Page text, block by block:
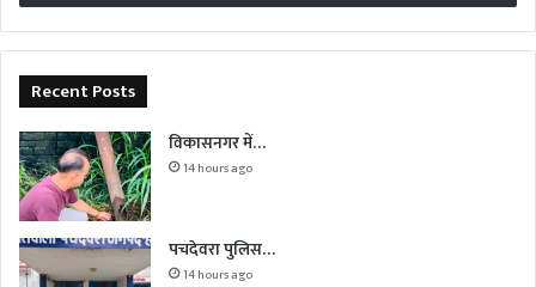
Recent Posts
विकासनगर में…
14 hours ago
पचदेवरा पुलिस…
14 hours ago